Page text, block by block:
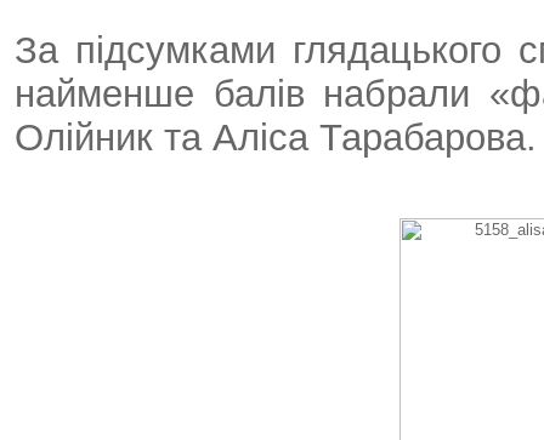
За підсумками глядацького
найменше балів набрали
Олійник та Аліса Тарабарова.